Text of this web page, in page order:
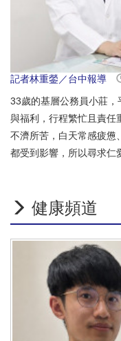
遠
記者林重鎣／台中報導
33歲的基層公務員小莊
與福利，行程繁忙且責任
不濟所苦，白天常感疲憊
都受到影響，所以尋求仁
健康頻道